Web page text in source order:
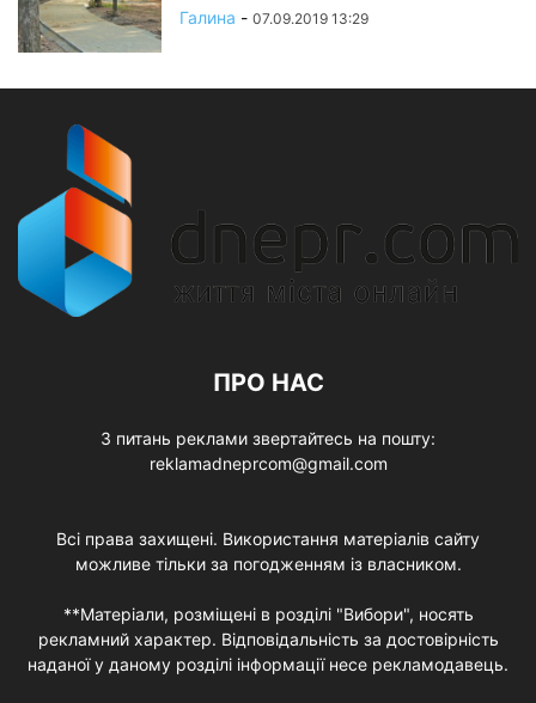
Галина - 07.09.2019 13:29
ПРО НАС
З питань реклами звертайтесь на пошту:
reklamadneprcom@gmail.com
Всі права захищені. Використання матеріалів сайту
можливе тільки за погодженням із власником.
**Матеріали, розміщені в розділі "Вибори", носять
рекламний характер. Відповідальність за достовірність
наданої у даному розділі інформації несе рекламодавець.